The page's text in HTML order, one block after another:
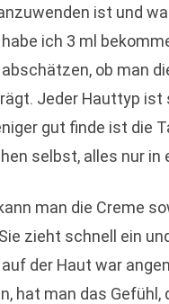
ist und
ich 3 ml
ob man
Jeder Hauttyp ist
gut finde ist die
selbst, alles nur in
man die Creme
zieht schnell ein
der Haut war
hat man das Gefühl,